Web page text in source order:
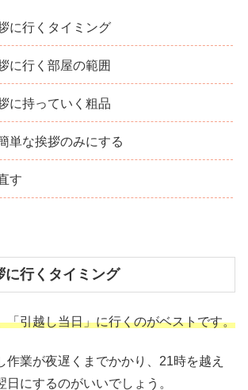
に行くタイミング
に行く部屋の範囲
に持っていく粗品
単な挨拶のみにする
す
に行くタイミング
「引越し当日」に行くのがベストです。
作業が夜遅くまでかかり、21時を越え
日にするのがいいでしょう。